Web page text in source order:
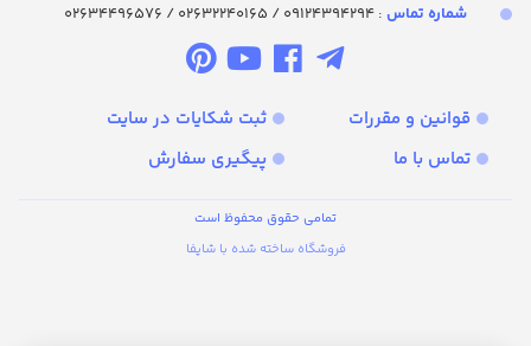
شماره تماس‌ : 09124394294 / 02632240165 / 02634496576
قوانین و مقررات
ثبت شکایات در سایت
تماس با ما
پیگیری سفارش
تمامی حقوق محفوظ است
فروشگاه ساخته شده با شاپفا